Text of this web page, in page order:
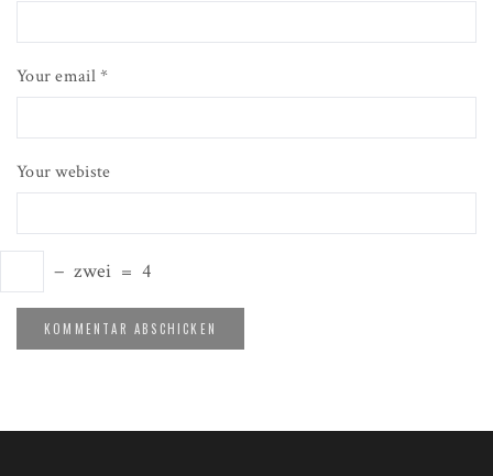
Your email *
Your webiste
− zwei = 4